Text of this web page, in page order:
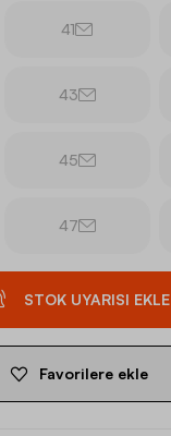
41
43
45
47
STOK UYARISI EKLE
Favorilere ekle